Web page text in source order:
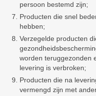
persoon bestemd zijn;
Producten die snel
hebben;
Verzegelde producten
worden teruggezonden
levering is verbroken;
Producten die na
vermengd zijn met